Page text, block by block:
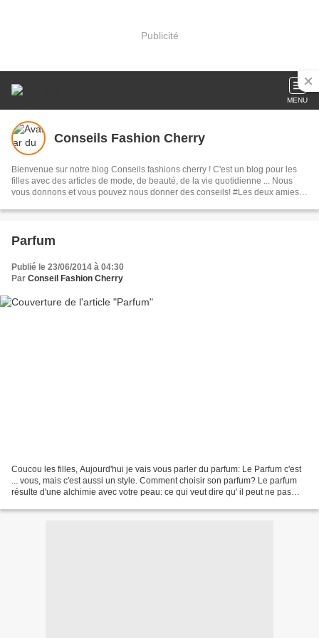
Publicité
MENU
Conseils Fashion Cherry
Bienvenue sur notre blog Conseils fashions cherry ! C'est un blog pour les
filles avec des articles de mode, de beauté, de la vie quotidienne ... Nous
vous donnons et vous pouvez nous donner des conseils! #Les deux amies
Parfum
Publié le 23/06/2014 à 04:30
Par Conseil Fashion Cherry
Coucou les filles, Aujourd'hui je vais vous parler du parfum: Le Parfum c'est
... vous, mais c'est aussi un style. Comment choisir son parfum? Le parfum
résulte d'une alchimie avec votre peau: ce qui veut dire qu' il peut ne pas